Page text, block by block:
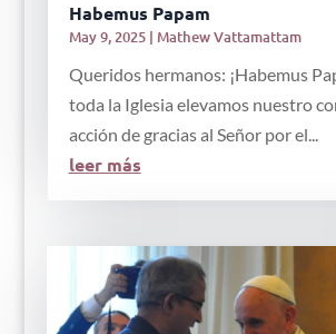
Habemus Papam
May 9, 2025| Mathew Vattamattam
Queridos hermanos: ¡Habemus
toda la Iglesia elevamos nuestro
acción de gracias al Señor por el...
leer más